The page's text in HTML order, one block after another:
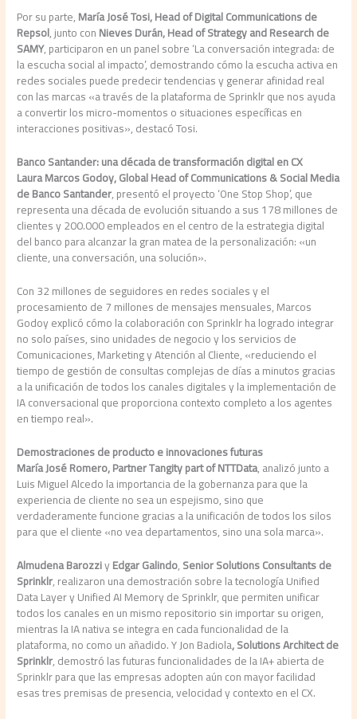
Por su parte,María José Tosi, Head of Digital Communications de
Repsol, junto conNieves Durán, Head of Strategy and Research de
SAMY, participaron en un panel sobre ‘La conversación integrada: de
la escucha social al impacto’, demostrando cómo la escucha activa en
redes sociales puede predecir tendencias y generar afinidad real
con las marcas «a través de la plataforma de Sprinklr que nos ayuda
a convertir los micro-momentos o situaciones específicas en
interacciones positivas», destacó Tosi.
Banco Santander: una década de transformación digitalen CX
Laura Marcos Godoy, Global Head of Communications & Social Media
de Banco Santander, presentó el proyecto ‘One Stop Shop’, que
representa una década de evolución situando a sus 178 millones de
clientes y 200.000 empleados en el centro de la estrategia digital
del banco para alcanzar la gran matea de la personalización: «un
cliente, una conversación, una solución».
Con 32 millones de seguidores en redes sociales y el
procesamiento de 7 millones de mensajes mensuales, Marcos
Godoy explicó cómo la colaboración con Sprinklr ha logrado integrar
no solo países, sino unidades de negocio y los servicios de
Comunicaciones, Marketing y Atención al Cliente, «reduciendo el
tiempo de gestión de consultas complejas de días a minutos gracias
a la unificación de todos los canales digitales y la implementación de
IA conversacional que proporciona contexto completo a los agentes
en tiempo real».
Demostraciones de producto e innovaciones futuras
María José Romero, Partner Tangity part of NTTData, analizó junto a
Luis Miguel Alcedo la importancia de la gobernanza para que la
experiencia de cliente no sea un espejismo, sino que
verdaderamente funcione gracias a la unificación de todos los silos
para que el cliente «no vea departamentos, sino una sola marca».
Almudena BarozziyEdgar Galindo,Senior Solutions Consultants de
Sprinklr, realizaron una demostración sobre la tecnología Unified
Data Layer y Unified AI Memory de Sprinklr, que permiten unificar
todos los canales en un mismo repositorio sin importar su origen,
mientras la IA nativa se integra en cada funcionalidad de la
plataforma, no como un añadido. Y Jon Badiola, Solutions Architect de
Sprinklr, demostró las futuras funcionalidades de la IA+ abierta de
Sprinklr para que las empresas adopten aún con mayor facilidad
esas tres premisas de presencia, velocidad y contexto en el CX.